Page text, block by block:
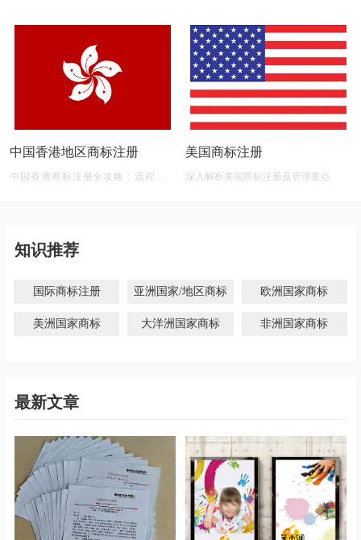
中国香港地区商标注册
中国香港商标注册全攻略：流程、材
美国商标注册
深入解析美国商标注册及管理要点
知识推荐
国际商标注册 亚洲国家/地区商标 欧洲国家商标
美洲国家商标 大洋洲国家商标 非洲国家商标
最新文章